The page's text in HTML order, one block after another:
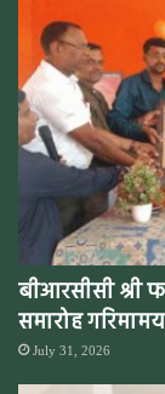
बीआरसीसी श्री
समारोह
July 31, 2026